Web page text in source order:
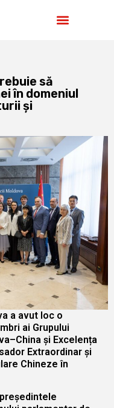
să
în domeniul
și
a avut loc o
ai Grupului
și Excelența
Extraordinar și
Chineze în